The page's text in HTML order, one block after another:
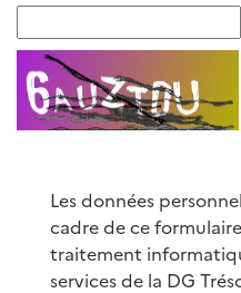
Les données
cadre de ce
traitement
services de la DG